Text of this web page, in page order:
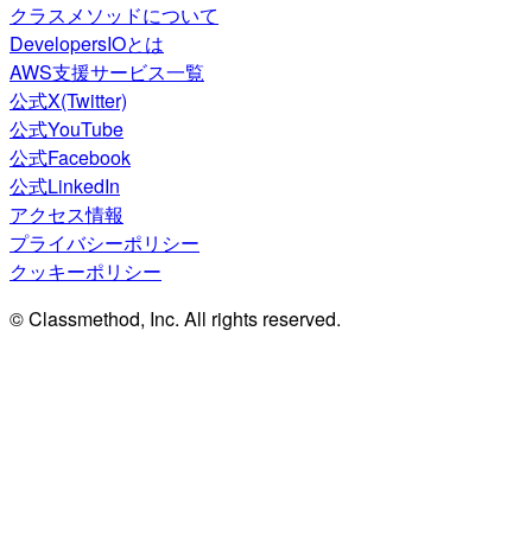
クラスメソッドについて
DevelopersIOとは
AWS支援サービス一覧
公式X(Twitter)
公式YouTube
公式Facebook
公式LinkedIn
アクセス情報
プライバシーポリシー
クッキーポリシー
© Classmethod, Inc. All rights reserved.